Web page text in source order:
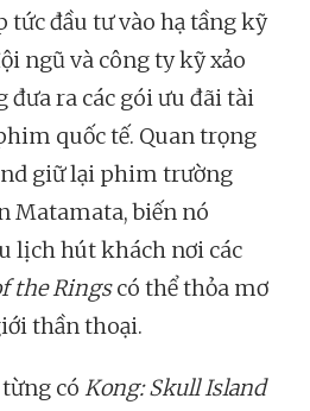
tức đầu tư vào hạ tầng kỹ
ngũ và công ty kỹ xảo
đưa ra các gói ưu đãi tài
quốc tế. Quan trọng
giữ lại phim trường
Matamata, biến nó
lịch hút khách nơi các
the Ringscó thể thỏa mơ
thần thoại.
có Kong: Skull Island